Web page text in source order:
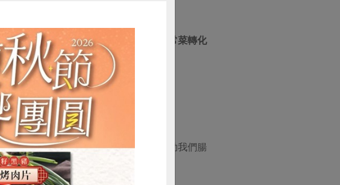
香麻不嗆、口感層次豐富，讓經典家常菜轉化
氧化物質更加釋放出來，入口後可幫助我們腸